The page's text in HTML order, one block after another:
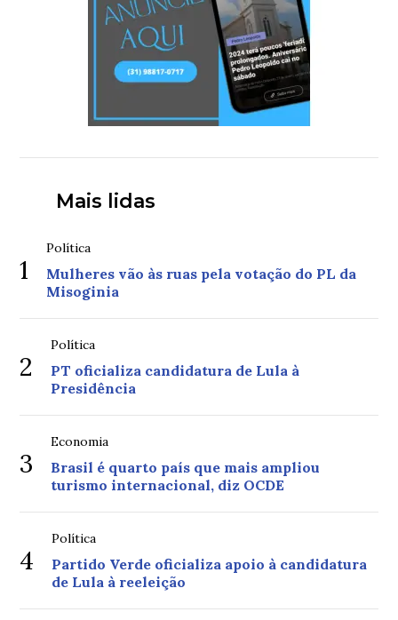
Mais lidas
1
Política
Mulheres vão às ruas pela votação do PL da
Misoginia
2
Política
PT oficializa candidatura de Lula à
Presidência
3
Economia
Brasil é quarto país que mais ampliou
turismo internacional, diz OCDE
4
Política
Partido Verde oficializa apoio à candidatura
de Lula à reeleição